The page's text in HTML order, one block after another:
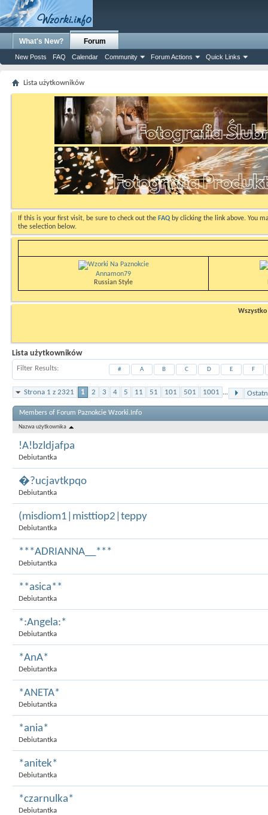
What's New? Forum
New Posts FAQ Calendar Community Forum Actions Quick Links
Lista użytkowników
If this is your first visit, be sure to check out the FAQ by clicking the link above. You
the selection below.
Annamon79
Russian Style
Wszystko
Lista użytkowników
Filter Results # A B C D E F
Strona 1 z 2321 1 2 3 4 5 11 51 101 501 1001 ...
Members of Forum Paznokcie Wzorki.Info
Nazwa użytkownika
!A!bzldjafpa
Debiutantka
�?ucjavtkpqo
Debiutantka
(misdiom1|misttiop2|teppy
Debiutantka
***ADRIANNA__***
Debiutantka
**asica**
Debiutantka
*:Angela:*
Debiutantka
*AnA*
Debiutantka
*ANETA*
Debiutantka
*ania*
Debiutantka
*anitek*
Debiutantka
*czarnulka*
Debiutantka